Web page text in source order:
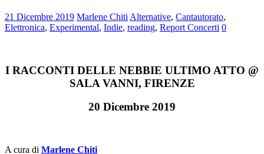
21 Dicembre 2019 Marlene Chiti Alternative, Cantautorato,
Elettronica, Experimental, Indie, reading, Report Concerti 0
I RACCONTI DELLE NEBBIE ULTIMO ATTO @
SALA VANNI, FIRENZE
20 Dicembre 2019
A cura di Marlene Chiti